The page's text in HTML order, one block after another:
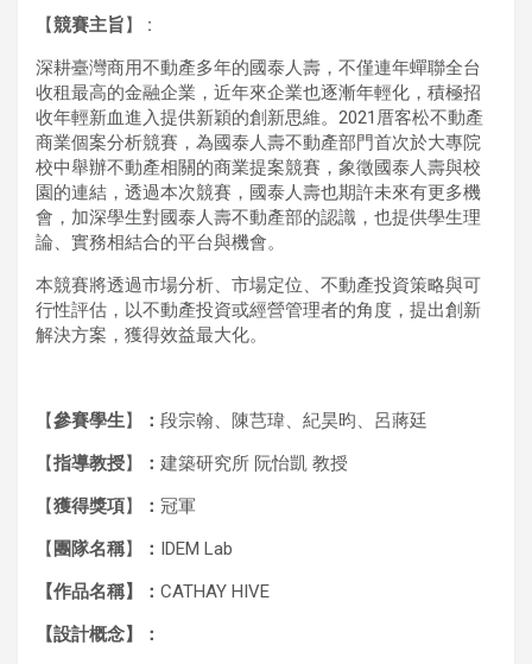
【競賽主旨】
:
深耕臺灣商用不動產多年的國泰人壽，不僅連年蟬聯全台
收租最高的金融企業，近年來企業也逐漸年輕化，積極招
收年輕新血進入提供新穎的創新思維。2021厝客松不動產
商業個案分析競賽，為國泰人壽不動產部門首次於大專院
校中舉辦不動產相關的商業提案競賽，象徵國泰人壽與校
園的連結，透過本次競賽，國泰人壽也期許未來有更多機
會，加深學生對國泰人壽不動產部的認識，也提供學生理
論、實務相結合的平台與機會。
本競賽將透過市場分析、市場定位、不動產投資策略與可
行性評估，以不動產投資或經營管理者的角度，提出創新
解決方案，獲得效益最大化。
【參賽學生】 ： 段宗翰、陳芑瑋、紀昊昀、呂蔣廷
【指導教授】 ： 建築研究所 阮怡凱 教授
【獲得獎項】 ： 冠軍
【 團隊名稱】 ： IDEM Lab
【作品名稱】： CATHAY HIVE
【設計概念】
：